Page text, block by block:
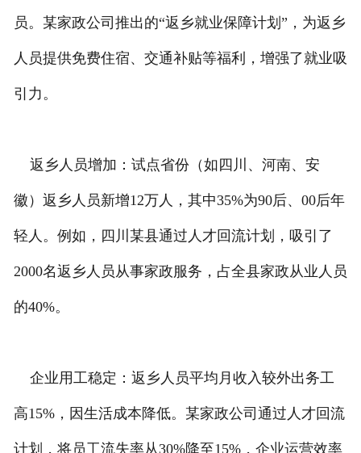
员。某家政公司推出的“返乡就业保障计划”，为返乡
人员提供免费住宿、交通补贴等福利，增强了就业吸
引力。
返乡人员增加：试点省份（如四川、河南、安
徽）返乡人员新增12万人，其中35%为90后、00后年
轻人。例如，四川某县通过人才回流计划，吸引了
2000名返乡人员从事家政服务，占全县家政从业人员
的40%。
企业用工稳定：返乡人员平均月收入较外出务工
高15%，因生活成本降低。某家政公司通过人才回流
计划，将员工流失率从30%降至15%，企业运营效率